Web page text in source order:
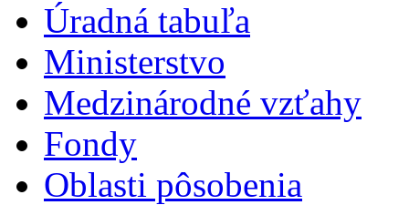
Úradná tabuľa
Ministerstvo
Medzinárodné vzťahy
Fondy
Oblasti pôsobenia